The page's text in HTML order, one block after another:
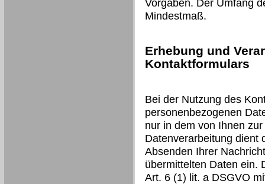
Vorgaben. Der Umfang
Mindestmaß.
Erhebung und
Kontaktformulars
Bei der Nutzung des
personenbezogenen
nur in dem von Ihnen
Datenverarbeitung dient
Absenden Ihrer
übermittelten Daten ein.
Art. 6 (1) lit. a DSGVO